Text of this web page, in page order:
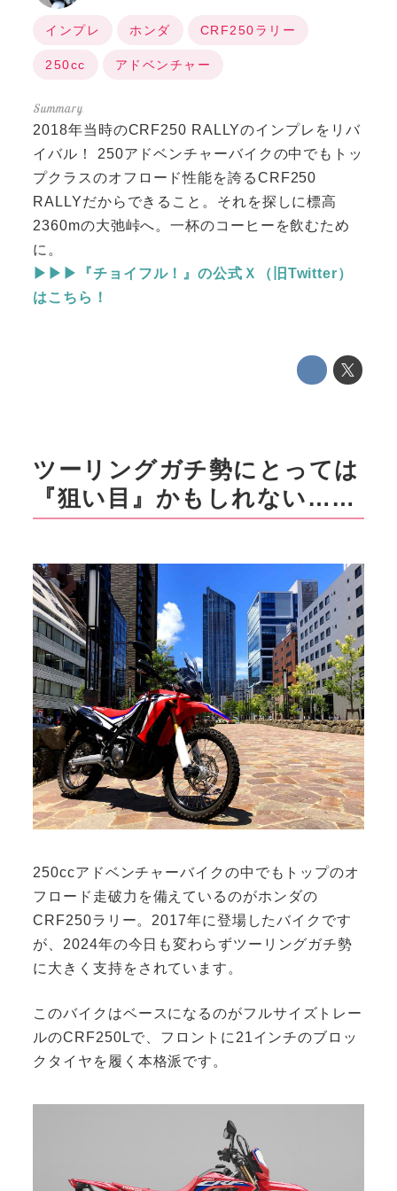
インプレ ホンダ CRF250ラリー
250cc アドベンチャー
2018年当時のCRF250 RALLYのインプレをリバ
イバル！ 250アドベンチャーバイクの中でもトッ
プクラスのオフロード性能を誇るCRF250
RALLYだからできること。それを探しに標高
2360mの大弛峠へ。一杯のコーヒーを飲むため
に。
▶▶▶『チョイフル！』の公式Ｘ（旧Twitter）
はこちら！
ツーリングガチ勢にとっては
『狙い目』かもしれない……
250ccアドベンチャーバイクの中でもトップのオ
フロード走破力を備えているのがホンダの
CRF250ラリー。2017年に登場したバイクです
が、2024年の今日も変わらずツーリングガチ勢
に大きく支持をされています。
このバイクはベースになるのがフルサイズトレー
ルのCRF250Lで、フロントに21インチのブロッ
クタイヤを履く本格派です。